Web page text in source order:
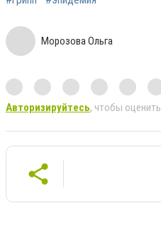
Морозова Ольга
Авторизируйтесь, чтобы оценить